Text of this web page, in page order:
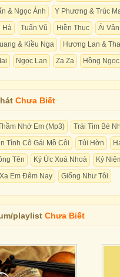
& Ngọc Ánh
Y Phương & Trúc
Hà
Tuấn Vũ Hiền Thục Ái Vân
& Kiều Nga
Hương Lan &
Ngọc Lan Za Za Hồng Ngọc
Chưa Biết
Nhớ Em (Mp3) Trái Tim Bé
Tình Cô Gái Mồ Côi
Tủi Hờn
Tên
Ký Ức Xoá Nhoà Kỷ
Em Đêm Nay
Giống Như Tôi
playlist Chưa Biết